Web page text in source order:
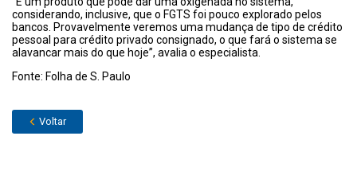
considerando, inclusive, que o FGTS foi pouco explorado pelos
bancos. Provavelmente veremos uma mudança de tipo de crédito
pessoal para crédito privado consignado, o que fará o sistema se
alavancar mais do que hoje”, avalia o especialista.
Fonte: Folha de S. Paulo
Voltar